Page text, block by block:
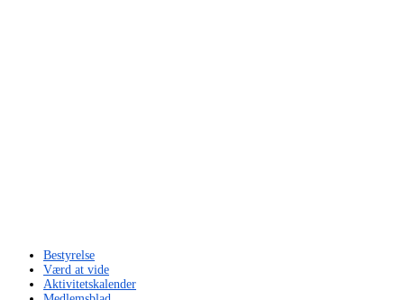
Bestyrelse
Værd at vide
Aktivitetskalender